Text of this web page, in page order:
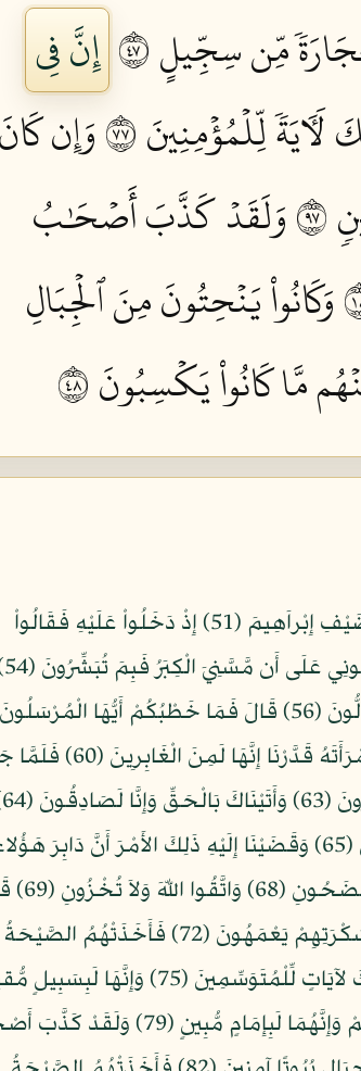
مِّن سِجِّيلٍ ٧٤
إِنَّ فِي
لِّلۡمُؤۡمِنِينَ ٧٧
وَإِن كَانَ
وَلَقَدۡ كَذَّبَ أَصۡحَٰبُ
وَكَانُواْ يَنۡحِتُونَ مِنَ ٱلۡجِبَالِ
مَّا كَانُواْ يَكۡسِبُونَ ٨٤
نَبِّىءْ عِبَادِي أَنِّي أَنَا الْغَفُورُ الرَّحِيمُ (49) وَ أَنَّ عَذَابِي هُوَ الْعَذَابُ الأَلِيمَ (50) وَنَبِّئْهُمْ عَن ضَيْفِ إِبْراَهِيمَ (51) إِذْ دَخَلُواْ عَلَيْهِ فَقَالُواْ
سَلامًا قَالَ إِنَّا مِنكُمْ وَجِلُونَ (52) قَالُواْ لاَ
قَالُواْ بَشَّرْنَاكَ بِالْحَقِّ فَلاَ تَكُن مِّنَ الْقَانِطِينَ (55) قَالَ وَمَن يَقْنَطُ مِن رَّحْمَةِ رَبِّهِ إِلاَّ الضَّآلُّونَ (56) قَالَ فَمَا خَطْبُكُمْ أَيُّهَا الْمُرْسَلُونَ
(57) قَالُواْ إِنَّا أُرْسِلْنَا إِلَى قَوْمٍ مُّجْرِمِينَ (58) إِلاَّ آلَ لُوطٍ إِنَّا لَمُنَجُّوهُمْ أَجْمَعِينَ (59) إِلاَّ امْرَأَتَهُ
آلَ لُوطٍ الْمُرْسَلُونَ
فَأَسْرِ بِأَهْلِكَ بِقِطْعٍ مِّنَ اللَّيْلِ وَاتَّبِعْ أَدْبَارَهُمْ وَلاَ يَلْتَفِتْ مِنكُمْ أَحَدٌ وَامْضُواْ حَيْثُ تُؤْمَرُونَ (65) وَقَضَيْنَا إِلَيْهِ ذَلِكَ الأَمْرَ أَنَّ دَابِرَ
مَقْطُوعٌ مُّصْبِحِينَ (66) وَجَاء أَهْلُ الْمَدِينَةِ
أَوَلَمْ نَنْهَكَ عَنِ الْعَالَمِينَ (70) قَالَ هَؤُلاء بَنَاتِي إِن كُنتُمْ فَاعِلِينَ (71) لَعَمْرُكَ إِنَّهُمْ لَفِي سَكْرَتِهِمْ يَعْمَهُونَ (72) فَأَخَذَتْهُمُ الصَّيْحَةُ
مُشْرِقِينَ (73) فَجَعَلْنَا عَالِيَهَا سَافِلَهَا وَأَمْطَرْنَا عَلَيْهِمْ حِجَارَةً مِّن سِجِّيلٍ (74) إِنَّ فِي ذَلِكَ لآيَاتٍ لِّلْمُتَوَسِّمِينَ (75)
(76) إِنَّ فِي ذَلِكَ لآيَةً لِّلْمُؤمِنِينَ (77) وَإِن كَانَ أَصْحَابُ الأَيْكَةِ لَظَالِمِينَ (78) فَانتَقَمْنَا مِنْهُمْ وَإِنَّهُمَا